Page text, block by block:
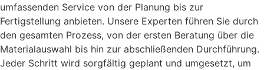
umfassenden Service von der Planung bis zur
Fertigstellung anbieten. Unsere Experten führen Sie durch
den gesamten Prozess, von der ersten Beratung über die
Materialauswahl bis hin zur abschließenden Durchführung.
Jeder Schritt wird sorgfältig geplant und umgesetzt, um